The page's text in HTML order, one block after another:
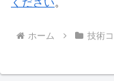
ください。
ホーム 技術